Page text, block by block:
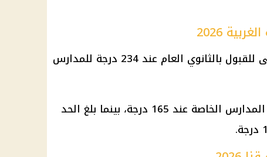
2026
للقبول بالثانوي العام عند 234 درجة للمدارس
كما جاء القبول بالثانوي العام في المدارس الخاصة عند 165 درجة، بينما بلغ الحد